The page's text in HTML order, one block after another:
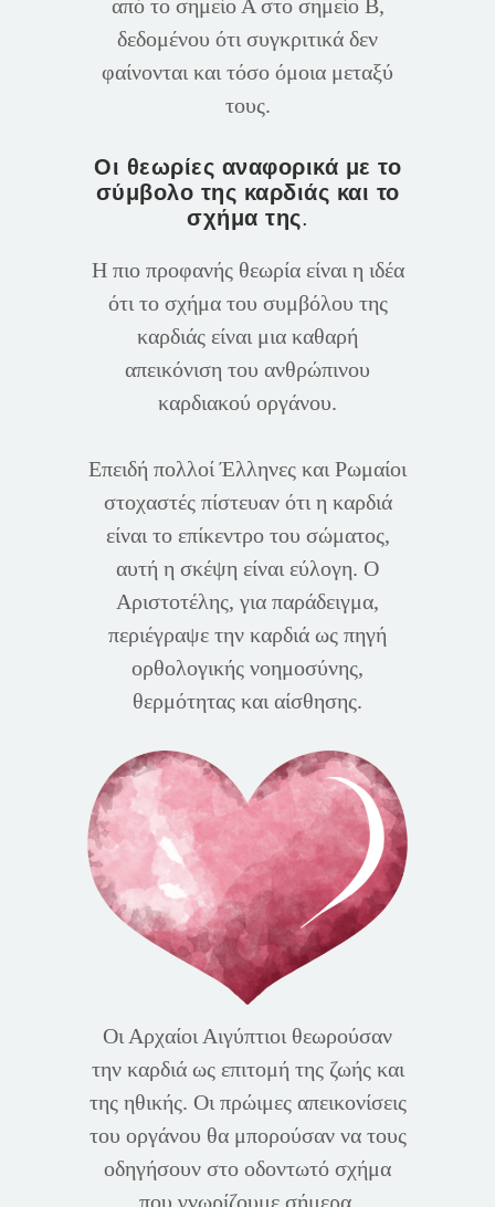
από το σημείο Α στο σημείο Β,
δεδομένου ότι συγκριτικά δεν
φαίνονται και τόσο όμοια μεταξύ
τους.
Οι θεωρίες αναφορικά με το
σύμβολο της καρδιάς και το
σχήμα της.
Η πιο προφανής θεωρία είναι η ιδέα
ότι το σχήμα του συμβόλου της
καρδιάς είναι μια καθαρή
απεικόνιση του ανθρώπινου
καρδιακού οργάνου.
Επειδή πολλοί Έλληνες και Ρωμαίοι
στοχαστές πίστευαν ότι η καρδιά
είναι το επίκεντρο του σώματος,
αυτή η σκέψη είναι εύλογη. Ο
Αριστοτέλης, για παράδειγμα,
περιέγραψε την καρδιά ως πηγή
ορθολογικής νοημοσύνης,
θερμότητας και αίσθησης.
Οι Αρχαίοι Αιγύπτιοι θεωρούσαν
την καρδιά ως επιτομή της ζωής και
της ηθικής. Οι πρώιμες απεικονίσεις
του οργάνου θα μπορούσαν να τους
οδηγήσουν στο οδοντωτό σχήμα
που γνωρίζουμε σήμερα.